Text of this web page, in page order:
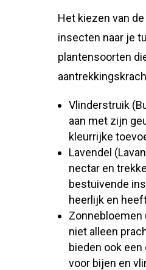
Het kiezen van
insecten naar je
plantensoorten
Vlinderstruik
aan met zijn
kleurrijke
Lavendel
nectar en
bestuivende
heerlijk en
Zonnebloemen
niet alleen
bieden ook
voor bijen en